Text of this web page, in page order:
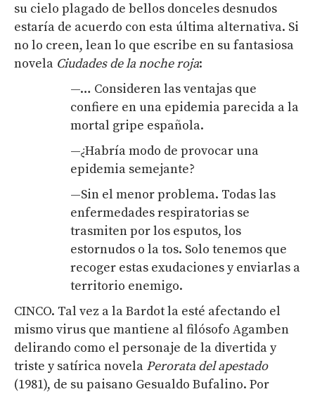
su cielo plagado de bellos donceles desnudos
estaría de acuerdo con esta última alternativa. Si
no lo creen, lean lo que escribe en su fantasiosa
novela Ciudades de la noche roja:
—… Consideren las ventajas que
confiere en una epidemia parecida a la
mortal gripe española.
—¿Habría modo de provocar una
epidemia semejante?
—Sin el menor problema. Todas las
enfermedades respiratorias se
trasmiten por los esputos, los
estornudos o la tos. Solo tenemos que
recoger estas exudaciones y enviarlas a
territorio enemigo.
CINCO. Tal vez a la Bardot la esté afectando el
mismo virus que mantiene al filósofo Agamben
delirando como el personaje de la divertida y
triste y satírica novela Perorata del apestado
(1981), de su paisano Gesualdo Bufalino. Por